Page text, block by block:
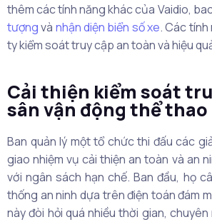
thêm các tính năng khác của Vaidio,
tượngvà nhận diện biển số xe. Các
ty kiểm soát truy cập an toàn và hiệu
Cải thiện kiểm soát
sân vận động thể thao
Ban quản lý một tổ chức thi đấu các
giao nhiệm vụ cải thiện an toàn và an
với ngân sách hạn chế. Ban đầu, họ
thống an ninh dựa trên điện toán đám
này đòi hỏi quá nhiều thời gian,